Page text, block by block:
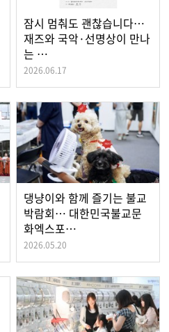
잠시 멈춰도 괜찮습니다…
재즈와 국악·선명상이 만나
는 …
2026.06.17
댕냥이와 함께 즐기는 불교
박람회… 대한민국불교문
화엑스포…
2026.05.20